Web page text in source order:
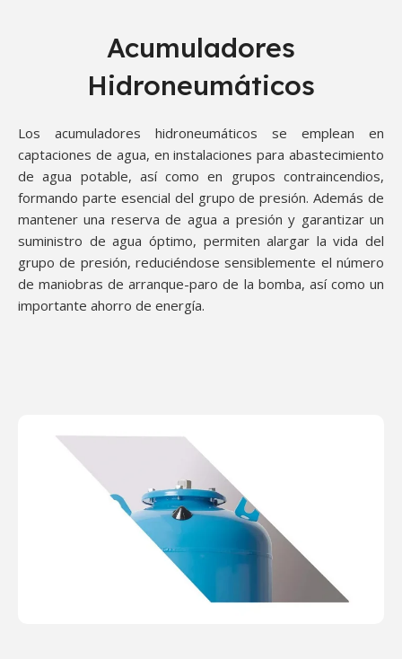
Acumuladores
Hidroneumáticos
Los acumuladores hidroneumáticos se emplean en
captaciones de agua, en instalaciones para abastecimiento
de agua potable, así como en grupos contraincendios,
formando parte esencial del grupo de presión. Además de
mantener una reserva de agua a presión y garantizar un
suministro de agua óptimo, permiten alargar la vida del
grupo de presión, reduciéndose sensiblemente el número
de maniobras de arranque-paro de la bomba, así como un
importante ahorro de energía.